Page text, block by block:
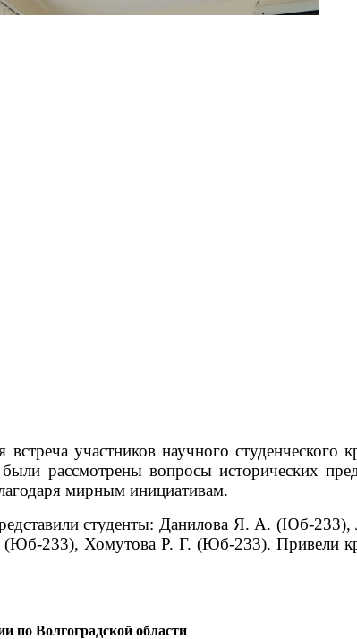
участников научного
рассмотрены вопросы исторических
мирным инициативам.
студенты: Данилова Я. А. (Юб-
(Юб-233), Хомутова Р. Г. (Юб-233). Привели
Волгоградской области